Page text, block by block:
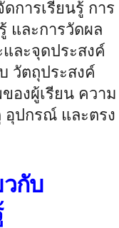
การเรียนรู้ การ
และการวัดผล
ละจุดประสงค์
วัตถุประสงค์
องผู้เรียน ความ
อุปกรณ์ และตรง
กับ